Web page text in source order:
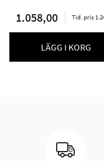
1.058,00 Tid. pris
LÄGG I KORG